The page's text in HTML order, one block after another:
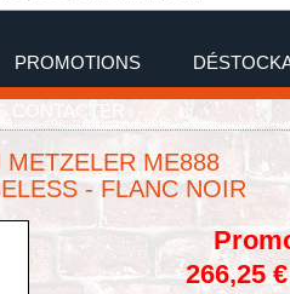
PROMOTIONS
CONTACTER
ME888
- FLANC NOIR
266,25